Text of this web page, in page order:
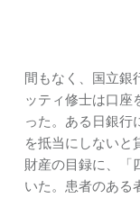
間もなく、国立銀
ッティ修士は口座
った。ある日銀行
を抵当にしないと
財産の目録に、「
いた。患者のある